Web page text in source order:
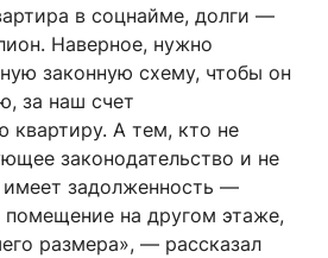
в соцнайме, долги —
Наверное, нужно
законную схему, чтобы он
за наш счет
квартиру. А тем, кто не
законодательство и не
имеет задолженность —
на другом этаже,
размера», — рассказал